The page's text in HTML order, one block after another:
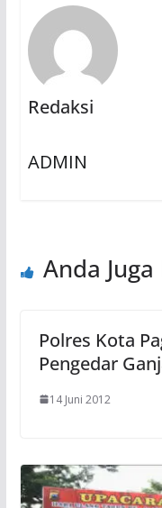
Redaksi
ADMIN
Anda
Polres Kota
Pengedar
14 Juni 2012